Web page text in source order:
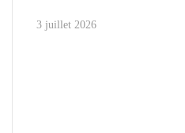
3 juillet 2026